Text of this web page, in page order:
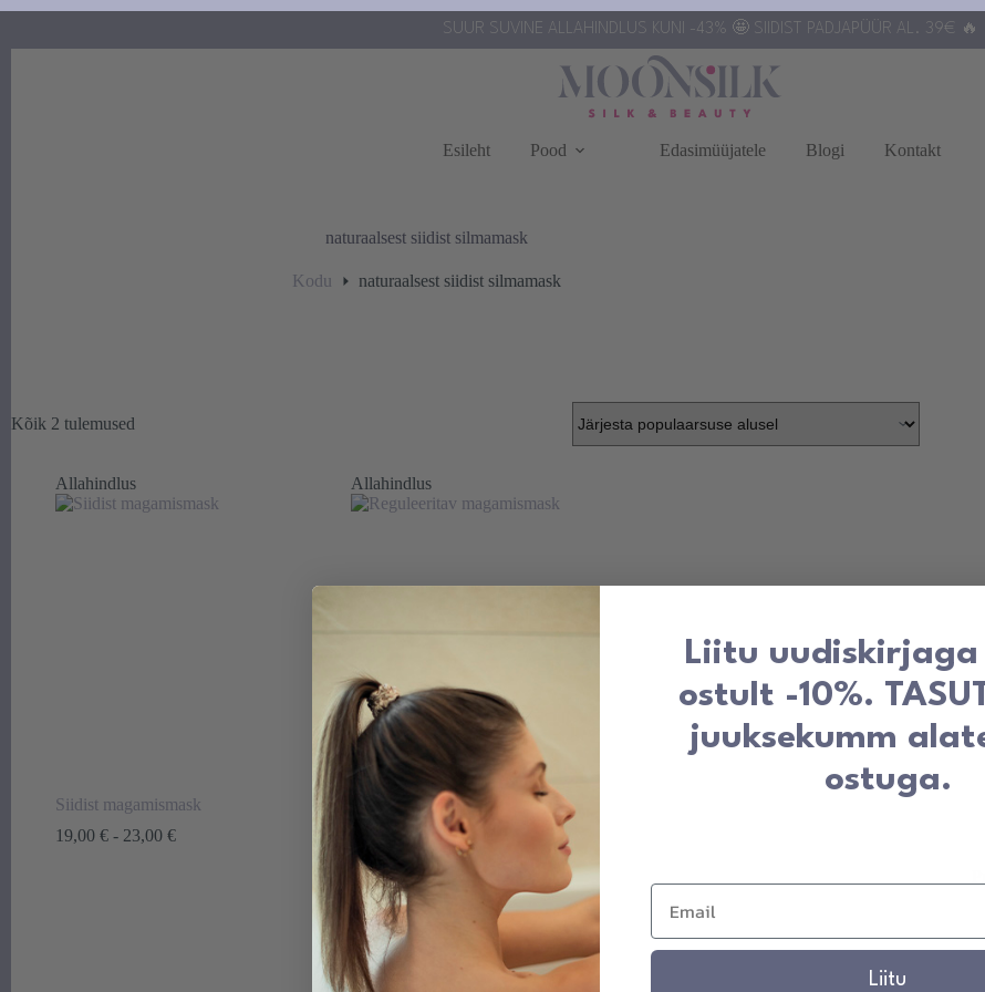
SUUR SUVINE ALLAHINDLUS KUNI -43% 🤩 SIIDIST PADJAPÜÜR AL. 39€ 🔥
Esileht Pood Edasimüüjatele Blogi Kontakt
naturaalsest siidist silmamask
Kodu naturaalsest siidist silmamask
Kõik 2 tulemused
Allahindlus
Siidist magamismask
19,00 € - 23,00 €Hinnavahemik:
Allahindlus
Siidist magamismask reguleeritav
33,00€
Hinnavahemik:
29,00 €
kuni
33,00 €
Liitu uudiskirjaga
ostult -10%.
juuksekumm
ostuga.
Liitu